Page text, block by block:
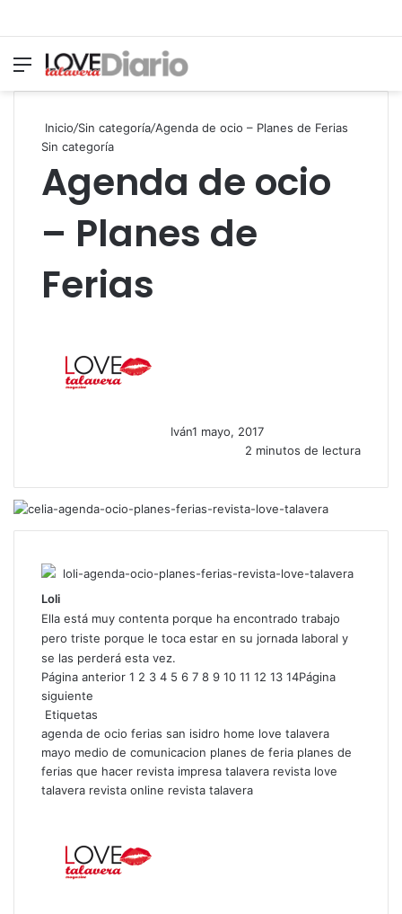
Menú
Inicio/Sin categoría/Agenda de ocio – Planes de Ferias
Sin categoría
Agenda de ocio
– Planes de
Ferias
Iván1 mayo, 2017
2 minutos de lectura
Loli
Ella está muy contenta porque ha encontrado trabajo
pero triste porque le toca estar en su jornada laboral y
se las perderá esta vez.
Página anterior 1 2 3 4 5 6 7 8 9 10 11 12 13 14Página
siguiente
Etiquetas
agenda de ocio ferias san isidro home love talavera
mayo medio de comunicacion planes de feria planes de
ferias que hacer revista impresa talavera revista love
talavera revista online revista talavera